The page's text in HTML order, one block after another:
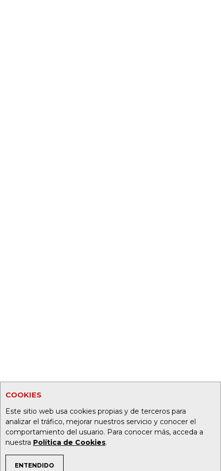
COOKIES
Este sitio web usa cookies propias y de terceros para
analizar el tráfico, mejorar nuestros servicio y conocer el
comportamiento del usuario. Para conocer más, acceda a
nuestra Política de Cookies.
ENTENDIDO